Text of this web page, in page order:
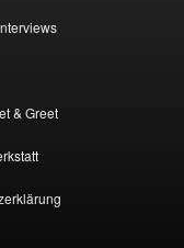
& Greet